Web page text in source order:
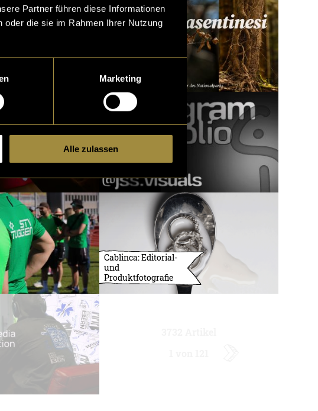
Partner führen diese Informationen
oder die sie im Rahmen Ihrer Nutzung
Marketing
Alle zulassen
Cablinca: Editorial-
und
Produktfotografie